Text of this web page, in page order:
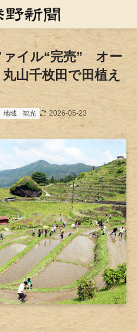
ァイル“完売” オー
山千枚田で田植え
地域 観光 2026-05-23